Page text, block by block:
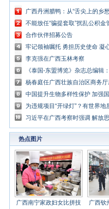
广西丹洲腊鸭：从“舌尖上的乡
的“利器”
不能放任“骗提套取”扰乱公积金
合作伙伴招募公告
牢记领袖嘱托 勇担历史使命 凝
代中国特色社会主义壮美广西
李克强在广西玉林考察
《泰国-东盟博览》杂志总编辑
讲好中国与东盟合作故事
杨春庭任广西壮族自治区商务厅
中国提升生物多样性保护 加强
为违规项目“开绿灯”？有世界地
破肚”
习近平在广西考察时强调 解放
心聚力担当实干 建设新时代中
壮美
热点图片
广西南宁家政妇女比拼技
广西钦